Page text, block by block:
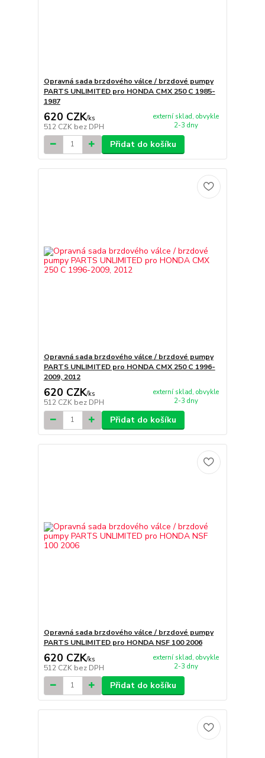
Opravná sada brzdového válce / brzdové pumpy
PARTS UNLIMITED pro HONDA CMX 250 C 1985-
1987
620 CZK/ks
512 CZK bez DPH
externí sklad, obvykle
2-3 dny
Přidat do košíku
Opravná sada brzdového válce / brzdové pumpy
PARTS UNLIMITED pro HONDA CMX 250 C 1996-
2009, 2012
620 CZK/ks
512 CZK bez DPH
externí sklad, obvykle
2-3 dny
Přidat do košíku
Opravná sada brzdového válce / brzdové pumpy
PARTS UNLIMITED pro HONDA NSF 100 2006
620 CZK/ks
512 CZK bez DPH
externí sklad, obvykle
2-3 dny
Přidat do košíku